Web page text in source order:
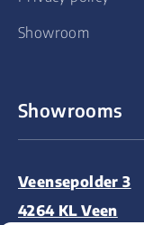
Showroom
Showrooms
Veensepolder 3
4264 KL Veen